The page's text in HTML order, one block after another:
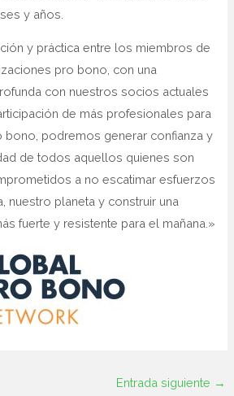
y años.
y práctica entre los miembros de
pro bono, con una
con nuestros socios actuales
de más profesionales para
bono, podremos generar confianza y
de todos aquellos quienes son
a no escatimar esfuerzos
nuestro planeta y construir una
fuerte y resistente para el mañana.»
Entrada siguiente →